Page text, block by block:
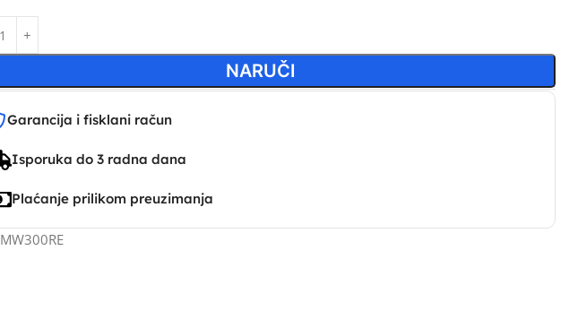
NARUČI
Garancija i fisklani račun
Isporuka do 3 radna dana
Plaćanje prilikom preuzimanja
MW300RE